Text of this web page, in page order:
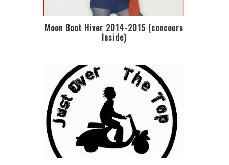
Moon Boot Hiver 2014-2015 (concours
Inside)